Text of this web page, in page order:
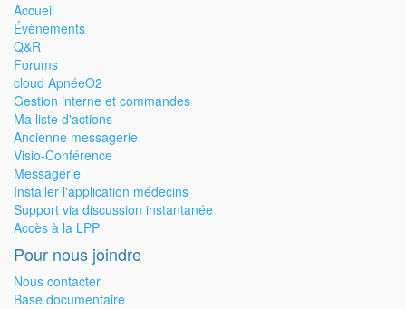
Accueil
Évènements
Q&R
Forums
cloud ApnéeO2
Gestion interne et commandes
Ma liste d'actions
Ancienne messagerie
Visio-Conférence
Messagerie
Installer l'application médecins
Support via discussion instantanée
Accès à la LPP
Pour nous joindre
Nous contacter
Base documentaire